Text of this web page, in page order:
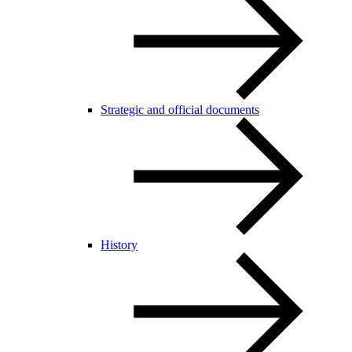
Strategic and official documents
History